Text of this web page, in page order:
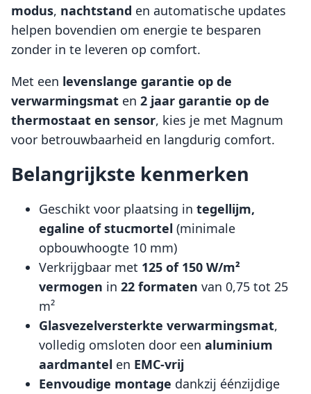
modus, nachtstand en automatische updates
helpen bovendien om energie te besparen
zonder in te leveren op comfort.
Met een levenslange garantie op de
verwarmingsmat en 2 jaar garantie op de
thermostaat en sensor, kies je met Magnum
voor betrouwbaarheid en langdurig comfort.
Belangrijkste kenmerken
Geschikt voor plaatsing in tegellijm,
egaline of stucmortel (minimale
opbouwhoogte 10 mm)
Verkrijgbaar met 125 of 150 W/m²
vermogen in 22 formaten van 0,75 tot 25
m²
Glasvezelversterkte verwarmingsmat,
volledig omsloten door een aluminium
aardmantel en EMC-vrij
Eenvoudige montage dankzij éénzijdige